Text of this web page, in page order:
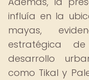
influía en la
mayas,
estratégica
desarrollo
como Tikal y